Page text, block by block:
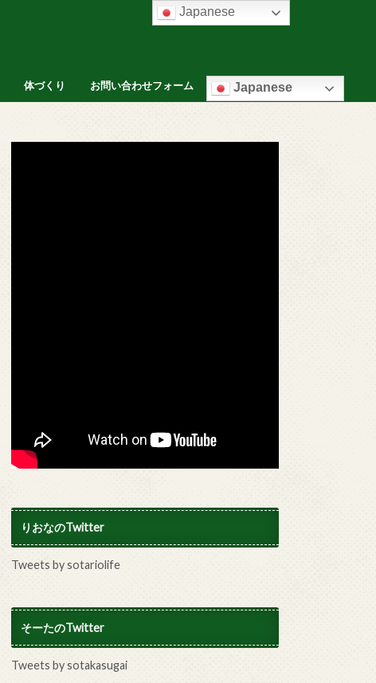
体づくり お問い合わせフォーム Japanese
りおなのTwitter
Tweets by sotariolife
そーたのTwitter
Tweets by sotakasugai
Japanese